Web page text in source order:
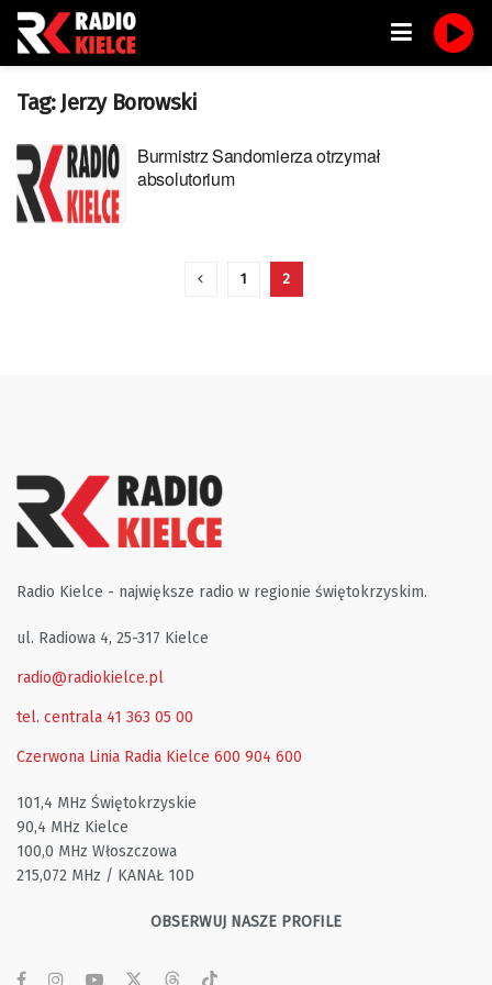
Tag: Jerzy Borowski
Burmistrz Sandomierza otrzymał
absolutorium
1 2
Radio Kielce - największe radio w regionie świętokrzyskim.
ul. Radiowa 4, 25-317 Kielce
radio@radiokielce.pl
tel. centrala 41 363 05 00
Czerwona Linia Radia Kielce 600 904 600
101,4 MHz Świętokrzyskie
90,4 MHz Kielce
100,0 MHz Włoszczowa
215,072 MHz / KANAŁ 10D
OBSERWUJ NASZE PROFILE